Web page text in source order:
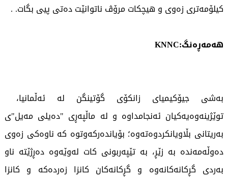
کیلۆمەتری زەوی و هیچکات مرۆڤ ناتوانێت دەتی پیی بگات. .
هەمەڕەنگ:KNNC
بەشی جیۆکیمیای زانکۆی گۆتینگن لە ئەڵمانیا،
توێژینەوەیەکیان ئەنجامداوە و لە ماڵپەڕی "دەیلی مەیل"ی
بەریتانی بڵاویانکردوەتەوە؛ بۆیاندەرکەوتوە کە ناوەکی زەوی
دەوڵەمەندە بە زێڕ، بە تێپەربونی کات لەوێەوە دەڕژێتە ناو
بەردی گڕکانەکانەوە و گڕکانەکان کانزا زەردەکە و کانزا